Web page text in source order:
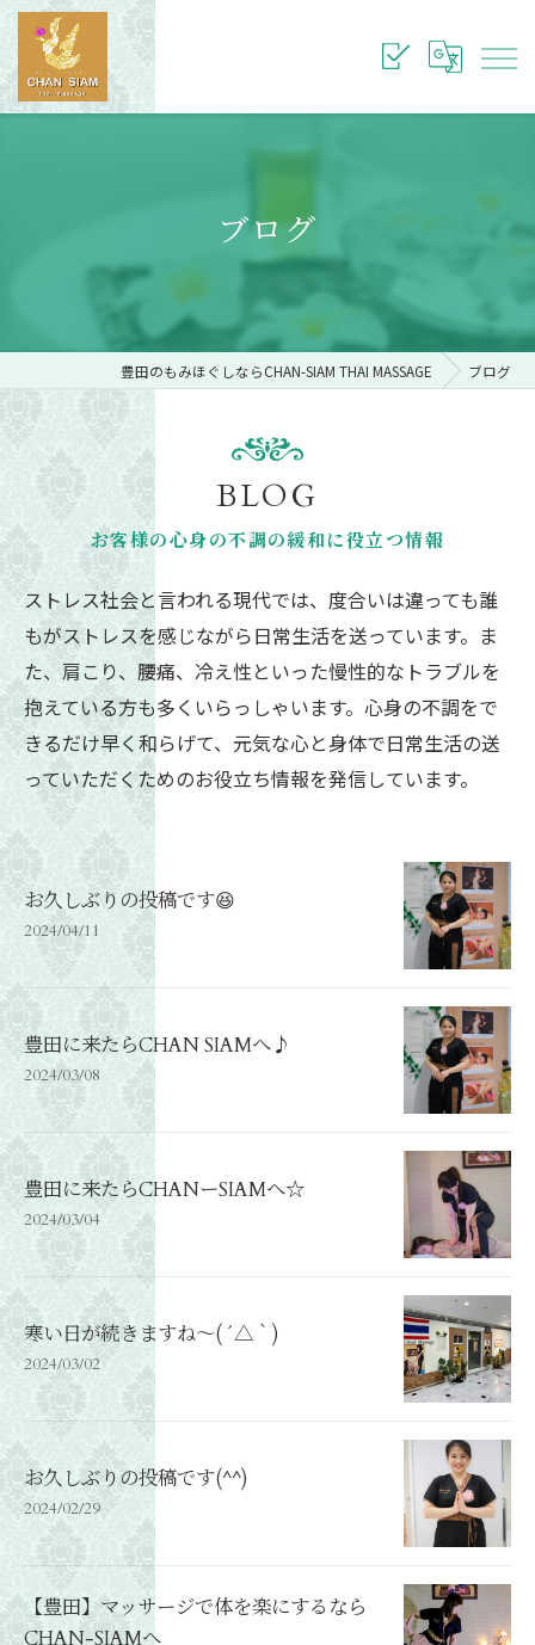
ブログ
豊田のもみほぐしならCHAN-SIAM THAI MASSAGE ブログ
BLOG
お客様の心身の不調の緩和に役立つ情報
ストレス社会と言われる現代では、度合いは違っても誰
もがストレスを感じながら日常生活を送っています。ま
た、肩こり、腰痛、冷え性といった慢性的なトラブルを
抱えている方も多くいらっしゃいます。心身の不調をで
きるだけ早く和らげて、元気な心と身体で日常生活の送
っていただくためのお役立ち情報を発信しています。
お久しぶりの投稿です😆
2024/04/11
豊田に来たらCHAN SIAMへ♪
2024/03/08
豊田に来たらCHANーSIAMへ☆
2024/03/04
寒い日が続きますね〜( ´△｀)
2024/03/02
お久しぶりの投稿です(^^)
2024/02/29
【豊田】マッサージで体を楽にするなら
CHAN-SIAMへ